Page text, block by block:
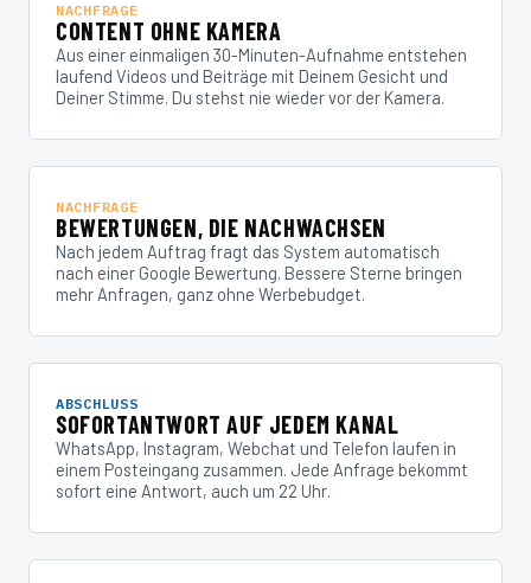
NACHFRAGE
CONTENT OHNE KAMERA
Aus einer einmaligen 30-Minuten-Aufnahme entstehen
laufend Videos und Beiträge mit Deinem Gesicht und
Deiner Stimme. Du stehst nie wieder vor der Kamera.
NACHFRAGE
BEWERTUNGEN, DIE NACHWACHSEN
Nach jedem Auftrag fragt das System automatisch
nach einer Google Bewertung. Bessere Sterne bringen
mehr Anfragen, ganz ohne Werbebudget.
ABSCHLUSS
SOFORTANTWORT AUF JEDEM KANAL
WhatsApp, Instagram, Webchat und Telefon laufen in
einem Posteingang zusammen. Jede Anfrage bekommt
sofort eine Antwort, auch um 22 Uhr.